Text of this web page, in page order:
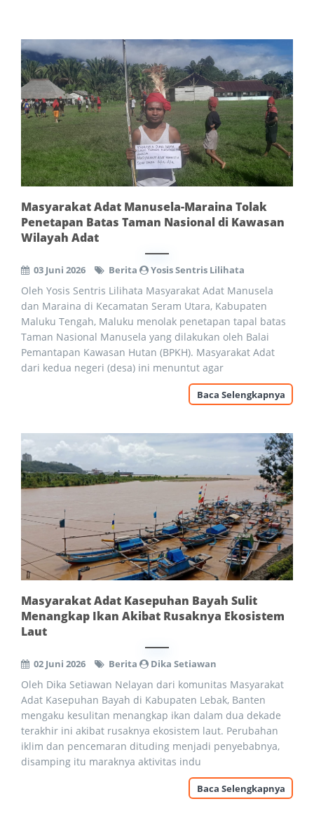
Masyarakat Adat Manusela-Maraina Tolak
Penetapan Batas Taman Nasional di Kawasan
Wilayah Adat
03 Juni 2026 Berita Yosis Sentris Lilihata
Oleh Yosis Sentris Lilihata Masyarakat Adat Manusela
dan Maraina di Kecamatan Seram Utara, Kabupaten
Maluku Tengah, Maluku menolak penetapan tapal batas
Taman Nasional Manusela yang dilakukan oleh Balai
Pemantapan Kawasan Hutan (BPKH). Masyarakat Adat
dari kedua negeri (desa) ini menuntut agar
Baca Selengkapnya
Masyarakat Adat Kasepuhan Bayah Sulit
Menangkap Ikan Akibat Rusaknya Ekosistem
Laut
02 Juni 2026 Berita Dika Setiawan
Oleh Dika Setiawan Nelayan dari komunitas Masyarakat
Adat Kasepuhan Bayah di Kabupaten Lebak, Banten
mengaku kesulitan menangkap ikan dalam dua dekade
terakhir ini akibat rusaknya ekosistem laut. Perubahan
iklim dan pencemaran dituding menjadi penyebabnya,
disamping itu maraknya aktivitas indu
Baca Selengkapnya